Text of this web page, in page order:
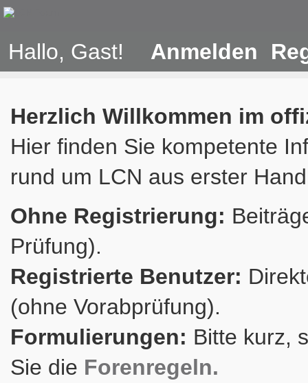
Hallo, Gast! Anmelden
Herzlich Willkommen im
Hier finden Sie kompetente
rund um LCN aus erster
Ohne Registrierung:
Prüfung).
Registrierte Benutzer:
(ohne Vorabprüfung).
Formulierungen: Bitte kurz,
Sie die Forenregeln.